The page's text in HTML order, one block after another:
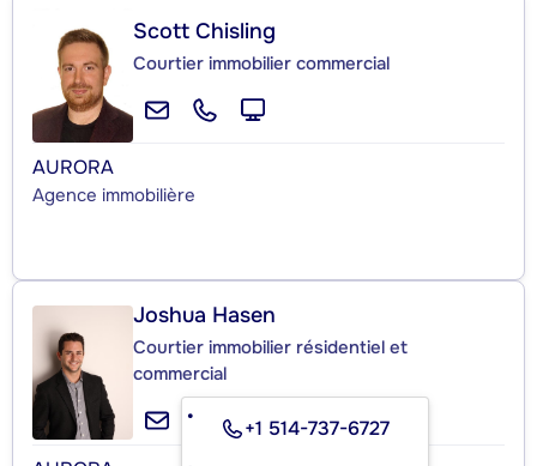
Scott Chisling
Courtier immobilier commercial
AURORA
Agence immobilière
Joshua Hasen
Courtier immobilier résidentiel et
commercial
+1 514-737-6727